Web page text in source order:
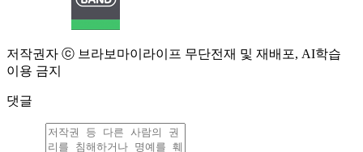
저작권자 ⓒ 브라보마이라이프 무단전재 및 재배포, AI학습
이용 금지
댓글